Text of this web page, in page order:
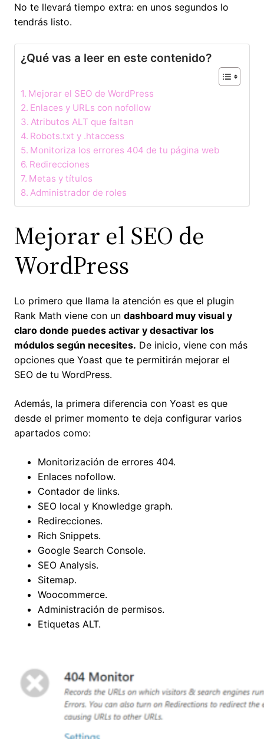
No te llevará tiempo extra: en unos segundos lo
tendrás listo.
¿Qué vas a leer en este contenido?
Mejorar el SEO de WordPress
Enlaces y URLs con nofollow
Atributos ALT que faltan
Robots.txt y .htaccess
Monitoriza los errores 404 de tu página web
Redirecciones
Metas y títulos
Administrador de roles
Mejorar el SEO de
WordPress
Lo primero que llama la atención es que el plugin
Rank Math viene con un dashboard muy visual y
claro donde puedes activar y desactivar los
módulos según necesites. De inicio, viene con más
opciones que Yoast que te permitirán mejorar el
SEO de tu WordPress.
Además, la primera diferencia con Yoast es que
desde el primer momento te deja configurar varios
apartados como:
Monitorización de errores 404.
Enlaces nofollow.
Contador de links.
SEO local y Knowledge graph.
Redirecciones.
Rich Snippets.
Google Search Console.
SEO Analysis.
Sitemap.
Woocommerce.
Administración de permisos.
Etiquetas ALT.